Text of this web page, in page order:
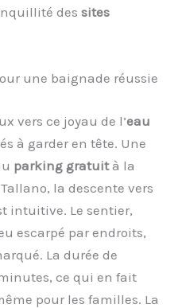
dessites
une baignade réussie
vers ce joyau de l’eau
à garder en tête. Une
parking gratuità la
la descente vers
intuitive. Le sentier,
escarpé par endroits,
La durée de
ce qui en fait
pour les familles. La